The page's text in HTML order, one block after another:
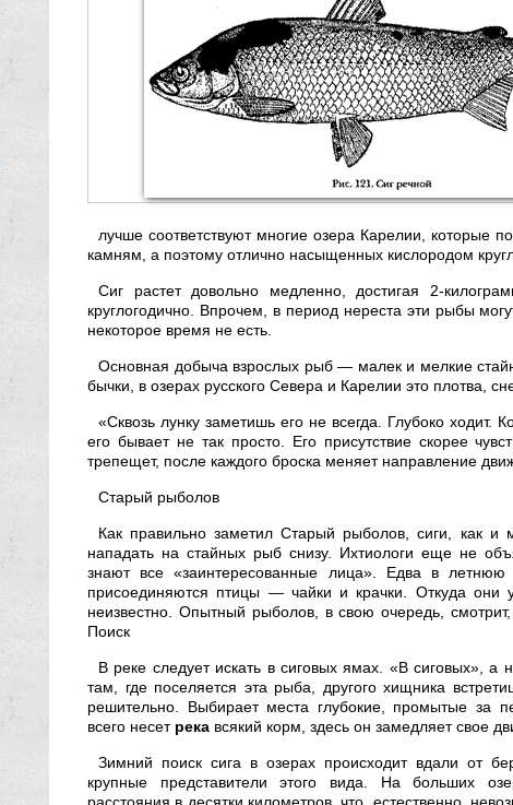
лучше соответствуют многие озера Карелии, которые
камням, а поэтому отлично насыщенных кислородом
Сиг растет довольно медленно, достигая 2-
круглогодично. Впрочем, в период нереста эти рыбы
некоторое время не есть.
Основная добыча взрослых рыб — малек и мелкие
бычки, в озерах русского Севера и Карелии это плотва,
«Сквозь лунку заметишь его не всегда. Глубоко ходит.
его бывает не так просто. Его присутствие скорее
трепещет, после каждого броска меняет направление
Старый рыболов
Как правильно заметил Старый рыболов, сиги, как
нападать на стайных рыб снизу. Ихтиологи еще не
знают все «заинтересованные лица». Едва в
присоединяются птицы — чайки и крачки. Откуда они
неизвестно. Опытный рыболов, в свою очередь,
Поиск
В реке следует искать в сиговых ямах. «В сиговых», а
там, где поселяется эта рыба, другого хищника
решительно. Выбирает места глубокие, промытые за
всего несет река всякий корм, здесь он замедляет свое
Зимний поиск сига в озерах происходит вдали от
крупные представители этого вида. На больших